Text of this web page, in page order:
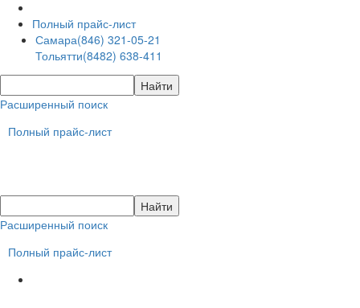
Полный прайс-лист
Самара(846) 321-05-21
Тольятти(8482) 638-411
Расширенный поиск
Полный прайс-лист
Расширенный поиск
Полный прайс-лист